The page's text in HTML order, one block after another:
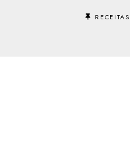
RECEITAS